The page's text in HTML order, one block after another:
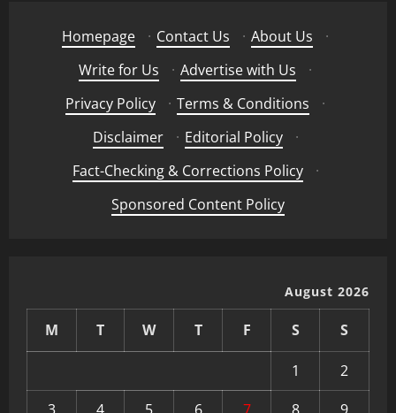
Homepage · Contact Us · About Us
·
Write for Us
· Advertise with Us
·
Privacy Policy
· Terms & Conditions
·
Disclaimer
· Editorial Policy
·
Fact-Checking & Corrections Policy
·
Sponsored Content Policy
August 2026
M T W T F S S
1
2